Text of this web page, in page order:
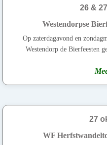
26 &
Westendorpse
Op zaterdagavond en
Westendorp de Bierfeesten
27
WF